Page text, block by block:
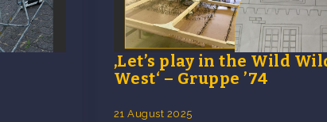
‚Let’s play in the Wild
West‘ – Gruppe ’74
21 August 2025